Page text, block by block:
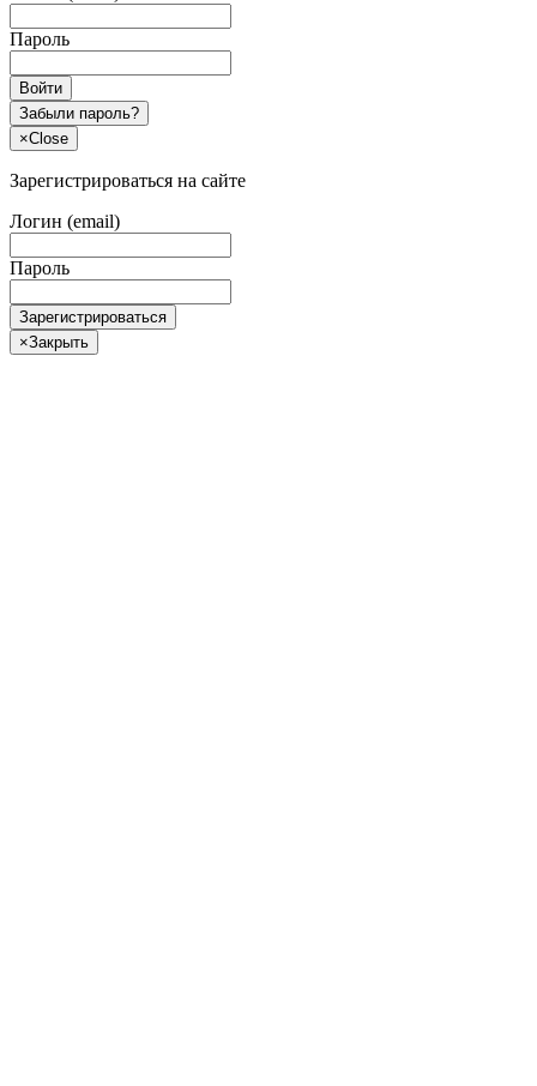
Пароль
Войти
Забыли пароль?
×Close
Зарегистрироваться на сайте
Логин (email)
Пароль
Зарегистрироваться
×Закрыть